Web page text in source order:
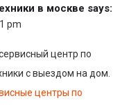
в москве says:
pm
центр по
с выездом на дом.
центры по